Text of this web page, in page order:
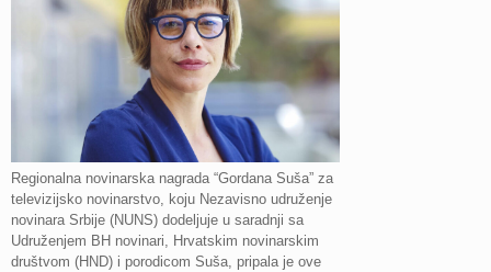
Regionalna novinarska nagrada “Gordana Suša” za
televizijsko novinarstvo, koju Nezavisno udruženje
novinara Srbije (NUNS) dodeljuje u saradnji sa
Udruženjem BH novinari, Hrvatskim novinarskim
društvom (HND) i porodicom Suša, pripala je ove